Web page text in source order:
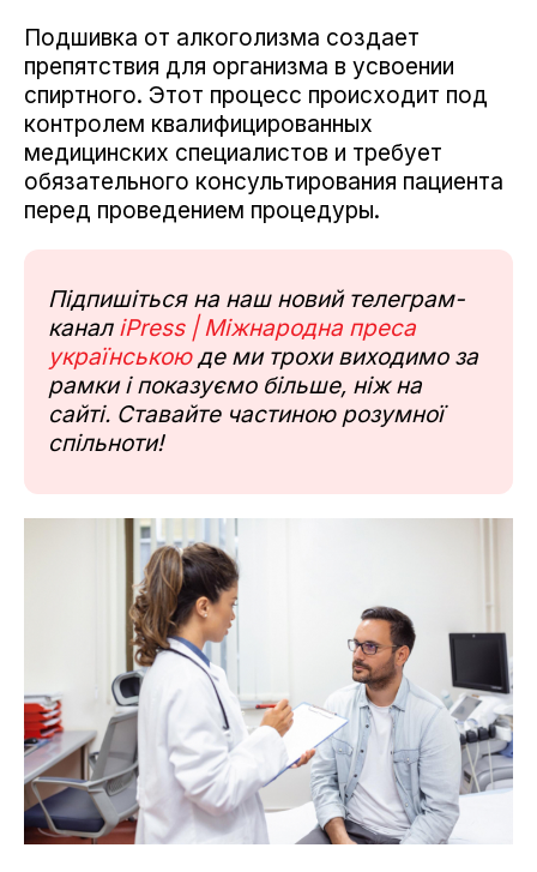
Подшивка от алкоголизма создает
препятствия для организма в усвоении
спиртного. Этот процесс происходит под
контролем квалифицированных
медицинских специалистов и требует
обязательного консультирования пациента
перед проведением процедуры.
Підпишіться на наш новий телеграм-
канал iPress | Міжнародна преса
українськоюде ми трохи виходимо за
рамки і показуємо більше, ніж на
сайті. Ставайте частиною розумної
спільноти!